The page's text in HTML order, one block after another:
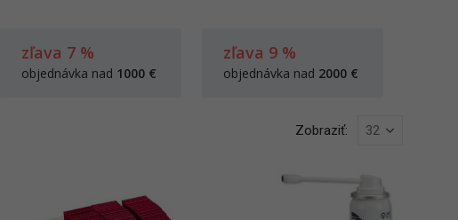
zľava 7 %
objednávka nad 1000 €
zľava 9 %
objednávka nad 2000 €
Zobraziť: